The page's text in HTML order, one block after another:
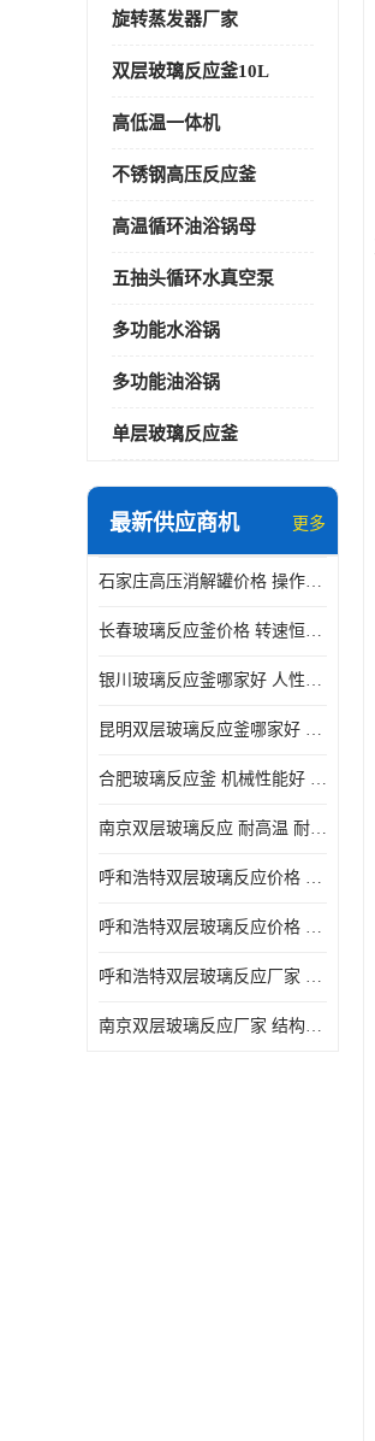
旋转蒸发器厂家
双层玻璃反应釜10L
高低温一体机
不锈钢高压反应釜
高温循环油浴锅母
五抽头循环水真空泵
多功能水浴锅
多功能油浴锅
单层玻璃反应釜
最新供应商机 更多
石家庄高压消解罐价格 操作简单 使用安全
长春玻璃反应釜价格 转速恒定 机械性能好
银川玻璃反应釜哪家好 人性化设计 可连续工作
昆明双层玻璃反应釜哪家好 人性化设计 可连续工作 机械性能好
合肥玻璃反应釜 机械性能好 可连续工作
南京双层玻璃反应 耐高温 耐腐蚀 空载不宜高速运转
呼和浩特双层玻璃反应价格 安全稳定 机械性能好
呼和浩特双层玻璃反应价格 结构紧凑 可做加热反应
呼和浩特双层玻璃反应厂家 转速恒定 空载不宜高速运转
南京双层玻璃反应厂家 结构紧凑 可连续工作 可做加热反应